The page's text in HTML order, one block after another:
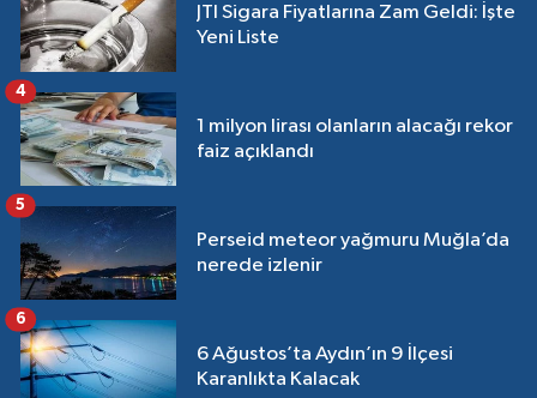
JTI Sigara Fiyatlarına Zam Geldi: İşte
Yeni Liste
1 milyon lirası olanların alacağı rekor
faiz açıklandı
4
Perseid meteor yağmuru Muğla’da
nerede izlenir
5
6 Ağustos’ta Aydın’ın 9 İlçesi
Karanlıkta Kalacak
6